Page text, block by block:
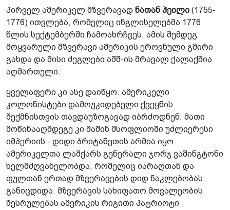
პირველ ამერიკელ მზვერავად ნათან ჰეილი (1755-
1776) ითვლება, რომელიც ინგლისელებმა 1776
წლის სექტემბერში ჩამოახრჩვეს. ამის შემდეგ
მოყვარული მზვერავი ამერიკის ეროვნული გმირი
გახდა და მისი ძეგლები აშშ-ის მრავალ ქალაქშია
აღმართული.
ყველაფერი კი ასე დაიწყო. ამერიკელი
კოლონისტები დამოუკიდებელი ქვეყნის
შექმნისთვის თავდაუზოგავად იბრძოდნენ. მათი
მოწინააღმდეგე კი მაშინ მსოფლიოში უძლიერესი
იმპერიის - დიდი ბრიტანეთის არმია იყო.
ამერიკელთა ლაშქარს გენერალი ჯორჯ ვაშინგტონი
ხელმძღვანელობდა, რომელიც იარაღთან და
ფულთან ერთად მზვერავების დიდ ნაკლებობას
განიცდიდა. მზვერავის სახიფათო მოვალეობის
შესრულებას ამერიკის რიგითი პატრიოტი